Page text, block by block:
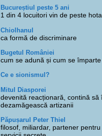
Bucureștiul peste 5 ani
1 din 4 locuitori vin de peste
Chiolhanul
ca formă de discriminare
Bugetul României
cum se adună și cum se împarte
Ce e sionismul?
Mitul Diasporei
devenită reacționară, contină să
dezamăgească artizanii
Păpușarul Peter Thiel
filosof, miliardar, partener pentru